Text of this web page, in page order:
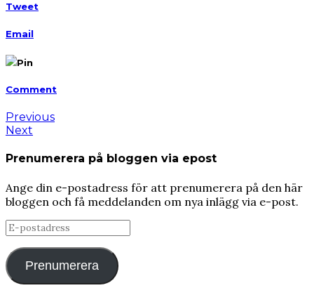
Tweet
Email
Pin
Comment
Previous
Next
Prenumerera på bloggen via epost
Ange din e-postadress för att prenumerera på den här
bloggen och få meddelanden om nya inlägg via e-post.
E-
postadress
Prenumerera